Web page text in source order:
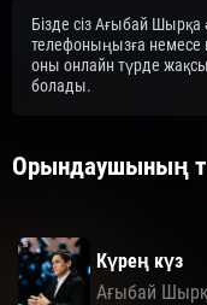
Бізде сіз Ағыбай
телефоныңызға немесе
оны онлайн түрде жақсы
болады.
Орындаушының
Күрең күз
Ағыбай